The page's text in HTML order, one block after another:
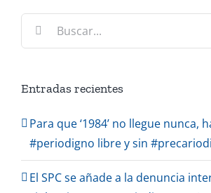
Search
Entradas recientes
Para que ‘1984’ no llegue nunca,
#periodigno libre y sin
El SPC se añade a la denuncia